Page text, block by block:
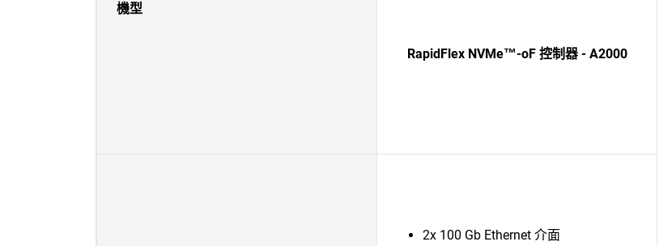
機型
RapidFlex NVMe™-oF 控制器 - A2000
2x 100 Gb Ethernet 介面